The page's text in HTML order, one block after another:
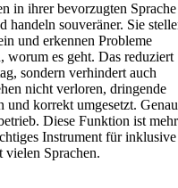
in ihrer bevorzugten Sprache
handeln souveräner. Sie
und erkennen Probleme
es geht. Das reduziert
sondern verhindert auch
nicht verloren, dringende
und korrekt umgesetzt. Genau
Diese Funktion ist mehr
Instrument für inklusive
Sprachen.